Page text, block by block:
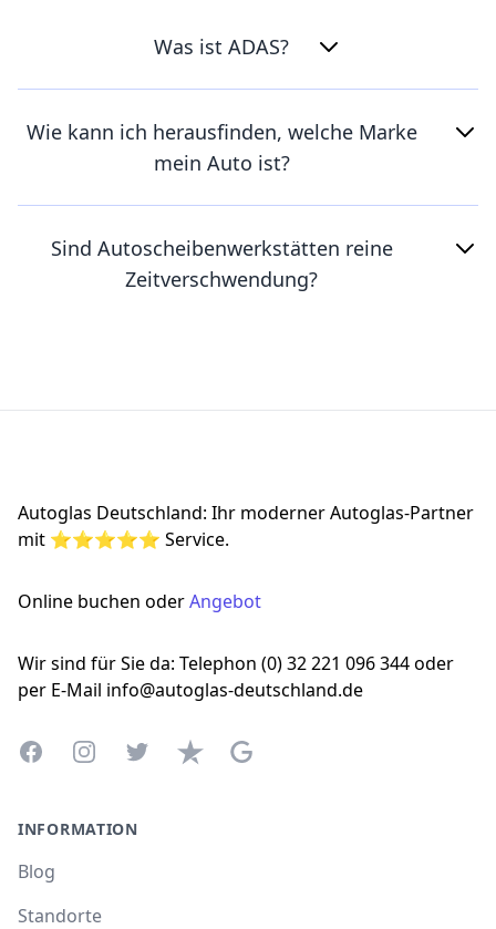
Was ist ADAS?
Wie kann ich herausfinden, welche Marke
mein Auto ist?
Sind Autoscheibenwerkstätten reine
Zeitverschwendung?
Autoglas Deutschland: Ihr moderner Autoglas-Partner
mit ⭐⭐⭐⭐⭐ Service.
Online buchen oderAngebot
Wir sind für Sie da: Telephon (0) 32 221 096 344 oder
per E-Mail info@autoglas-deutschland.de
FacebookInstagramTwitterTrustpilotGoogle Business Profile
INFORMATION
Blog
Standorte